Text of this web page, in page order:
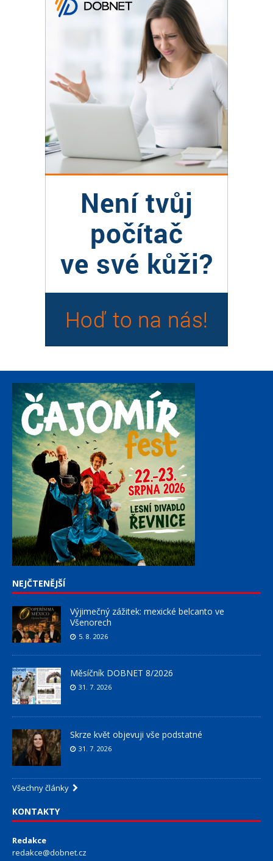
NEJČTENĚJŠÍ
Výjimečný zážitek: mexické belcanto ve
Všenorech
5. 8. 2026
Měsíčník DOBNET 8/2026
31. 7. 2026
Skrze květ objevuji vše podstatné
31. 7. 2026
Všechny články
KONTAKTY
Redakce
redakce@dobnet.cz